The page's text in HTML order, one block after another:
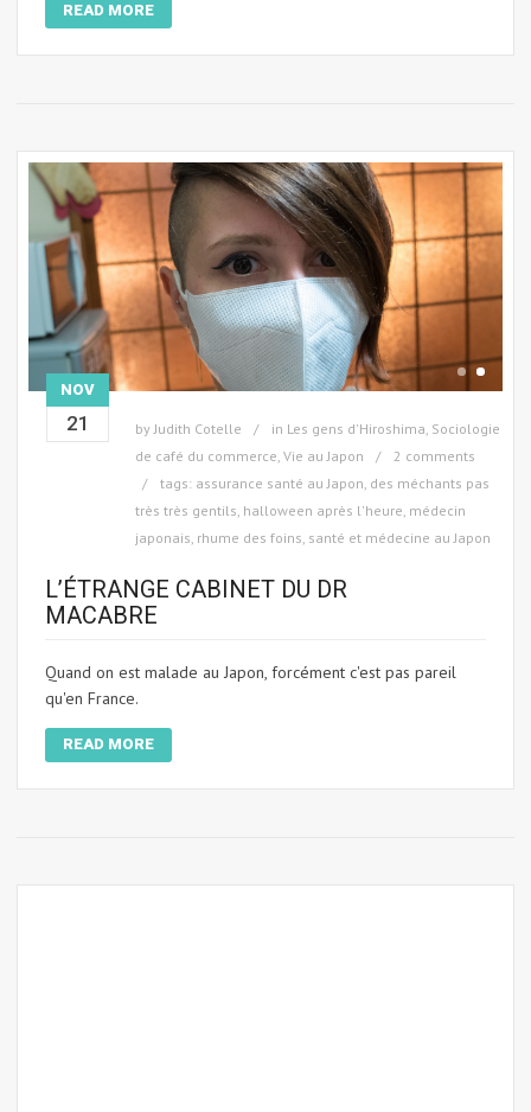
READ MORE
NOV
21 by Judith Cotelle in Les gens d'Hiroshima Sociologie
de café du commerce Vie au Japon
2 comments
tags: assurance santé au Japon des méchants pas
très très gentils halloween après l'heure médecin
japonais rhume des foins santé et médecine au Japon
L’ÉTRANGE CABINET DU DR
MACABRE
Quand on est malade au Japon, forcément c'est pas pareil
qu'en France.
READ MORE